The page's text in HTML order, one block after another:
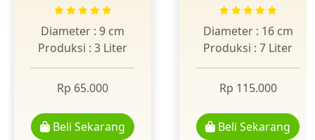
Diameter : 9 cm
Produksi : 3 Liter
Rp 65.000
Beli Sekarang
Diameter : 16 cm
Produksi : 7 Liter
Rp 115.000
Beli Sekarang